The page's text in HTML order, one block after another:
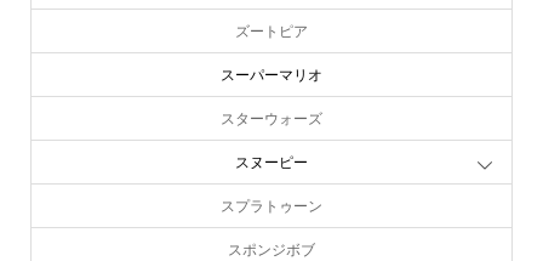
ズートピア
スーパーマリオ
スターウォーズ
スヌーピー
スプラトゥーン